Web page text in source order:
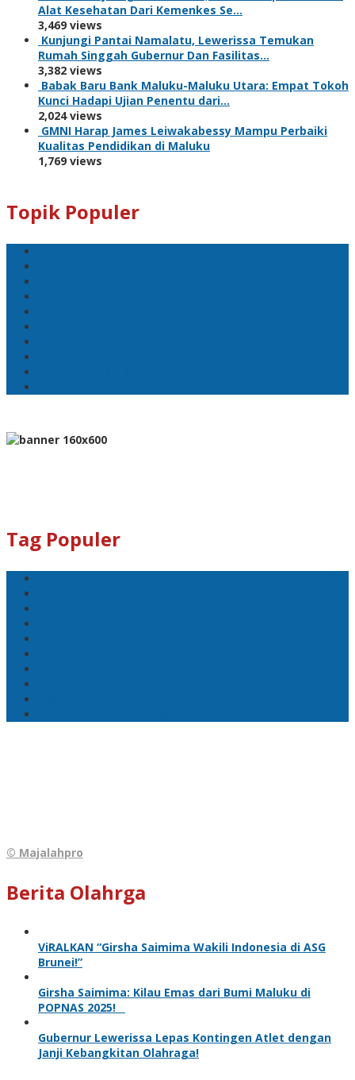
Alat Kesehatan Dari Kemenkes Se…
3,469 views
Kunjungi Pantai Namalatu, Lewerissa Temukan
Rumah Singgah Gubernur Dan Fasilitas…
3,382 views
Babak Baru Bank Maluku-Maluku Utara: Empat Tokoh
Kunci Hadapi Ujian Penentu dari…
2,024 views
GMNI Harap James Leiwakabessy Mampu Perbaiki
Kualitas Pendidikan di Maluku
1,769 views
Topik Populer
Tag Populer
© Majalahpro
Berita Olahrga
ViRALKAN “Girsha Saimima Wakili Indonesia di ASG
Brunei!”
Girsha Saimima: Kilau Emas dari Bumi Maluku di
POPNAS 2025!
Gubernur Lewerissa Lepas Kontingen Atlet dengan
Janji Kebangkitan Olahraga!